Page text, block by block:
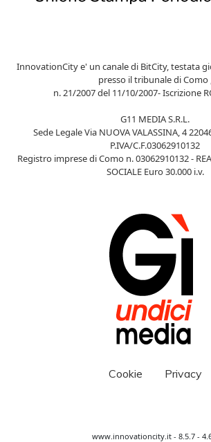
InnovationCity e' un canale di BitCity, testata
presso il tribunale di Como ,
n. 21/2007 del 11/10/2007- Iscrizione
G11 MEDIA S.R.L.
Sede Legale Via NUOVA VALASSINA, 4
P.IVA/C.F.03062910132
Registro imprese di Como n. 03062910132 -
SOCIALE Euro 30.000 i.v.
Cookie Privacy
www.innovationcity.it - 8.5.7 -